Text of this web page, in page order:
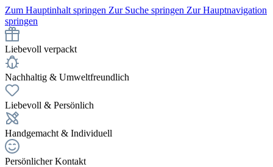
Zum Hauptinhalt springen Zur Suche springen Zur Hauptnavigation
springen
Liebevoll verpackt
Nachhaltig & Umweltfreundlich
Liebevoll & Persönlich
Handgemacht & Individuell
Persönlicher Kontakt